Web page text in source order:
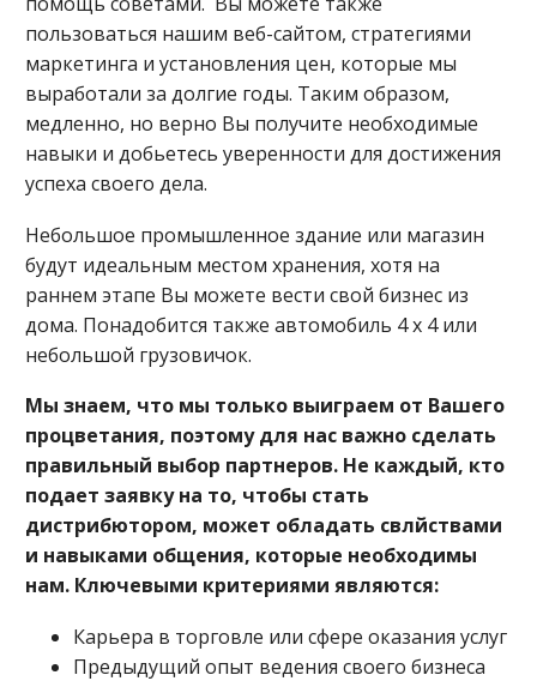
пользоваться нашим веб-сайтом, стратегиями
маркетинга и установления цен, которые мы
выработали за долгие годы. Таким образом,
медленно, но верно Вы получите необходимые
навыки и добьетесь уверенности для достижения
успеха своего дела.
Небольшое промышленное здание или магазин
будут идеальным местом хранения, хотя на
раннем этапе Вы можете вести свой бизнес из
дома. Понадобится также автомобиль 4 х 4 или
небольшой грузовичок.
Мы знаем, что мы только выиграем от Вашего
процветания, поэтому для нас важно сделать
правильный выбор партнеров. Не каждый, кто
подает заявку на то, чтобы стать
дистрибютором, может обладать свлйствами
и навыками общения, которые необходимы
нам. Ключевыми критериями являются:
Карьера в торговле или сфере оказания услуг
Предыдущий опыт ведения своего бизнеса